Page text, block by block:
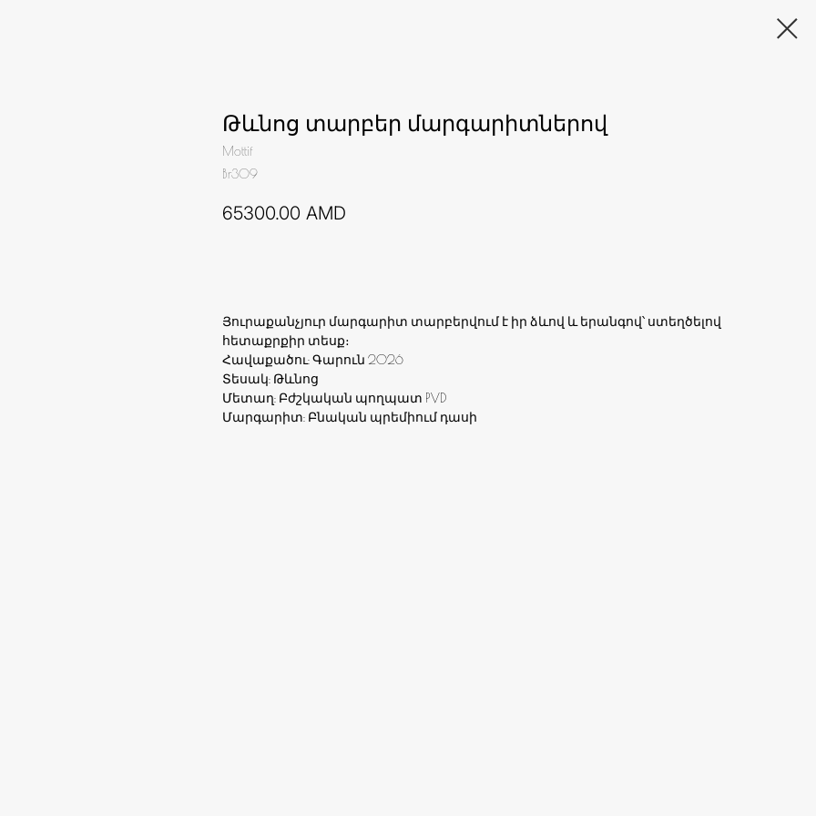
Թևնոց տարբեր մարգարիտներով
Mottif
Br309
65300.00 AMD
Յուրաքանչյուր մարգարիտ տարբերվում է իր ձևով և երանգով՝ ստեղծելով
հետաքրքիր տեսք։
Հավաքածու: Գարուն 2026
Տեսակ: Թևնոց
Մետաղ: Բժշկական պողպատ PVD
Մարգարիտ: Բնական պրեմիում դասի